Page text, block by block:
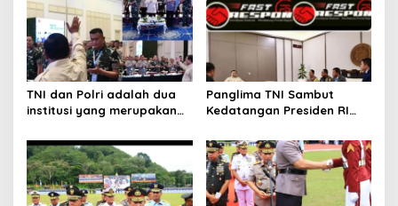
TNI dan Polri adalah dua
institusi yang merupakan
negara, wujud dari
penegakan kedaulatan,
wujud dari eksistensi
negara.
Panglima TNI Sambut
Kedatangan Presiden RI
Mesir dan Ikuti Rapat
Terbatas Dengan Presiden